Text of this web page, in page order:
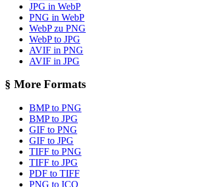
JPG in WebP
PNG in WebP
WebP zu PNG
WebP to JPG
AVIF in PNG
AVIF in JPG
§ More Formats
BMP to PNG
BMP to JPG
GIF to PNG
GIF to JPG
TIFF to PNG
TIFF to JPG
PDF to TIFF
PNG to ICO